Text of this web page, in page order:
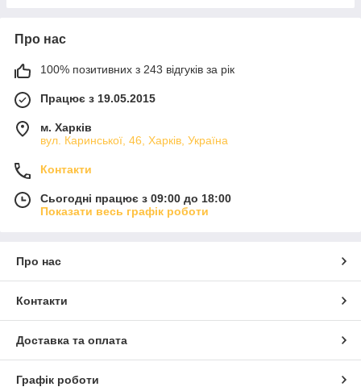
Про нас
100% позитивних з 243 відгуків за рік
Працює з 19.05.2015
м. Харків
вул. Каринської, 46, Харків, Україна
Контакти
Сьогодні працює з 09:00 до 18:00
Показати весь графік роботи
Про нас
Контакти
Доставка та оплата
Графік роботи